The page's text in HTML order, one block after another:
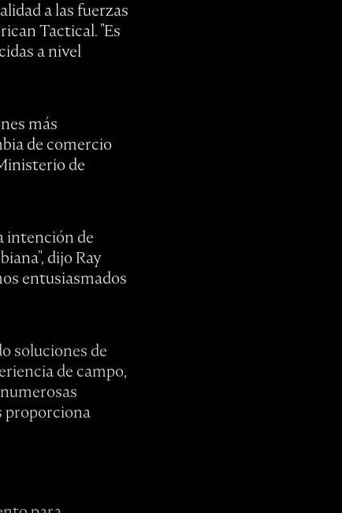
a las fuerzas
Tactical. "Es
a nivel
más
de comercio
de
intención de
dijo Ray
entusiasmados
soluciones de
de campo,
proporciona